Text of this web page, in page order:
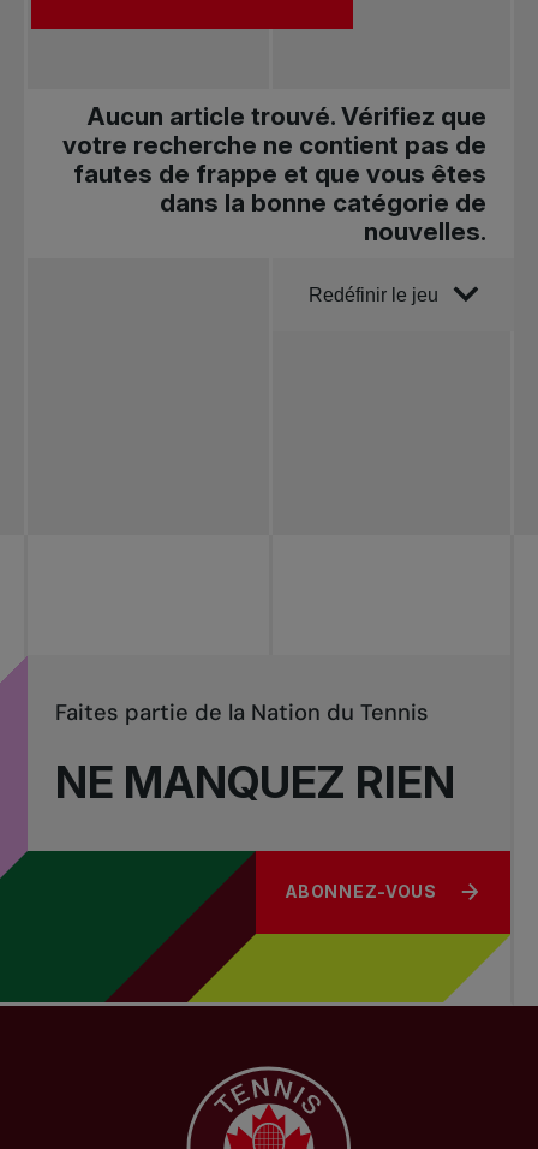
Aucun article trouvé. Vérifiez que
votre recherche ne contient pas de
fautes de frappe et que vous êtes
dans la bonne catégorie de
nouvelles.
Trier par
Redéfinir le jeu
NE MANQUEZ RIEN
Faites partie de la Nation du Tennis
ABONNEZ-VOUS